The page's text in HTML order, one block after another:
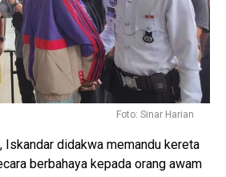
Foto: Sinar Harian
Iskandar didakwa memandu kereta
berbahaya kepada orang awam